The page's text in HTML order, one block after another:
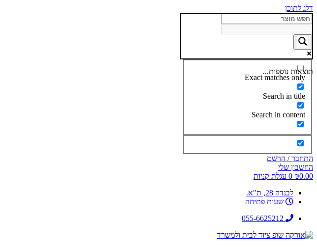
דלג לתוכן
תוצאות נוספות...
Exact matches only
Search in title
Search in content
התחבר / הרשם
החשבון שלי
₪0.00
0 עגלת קניות
לבנדה 28, ת"א.
שעות פתיחה
055-6625212